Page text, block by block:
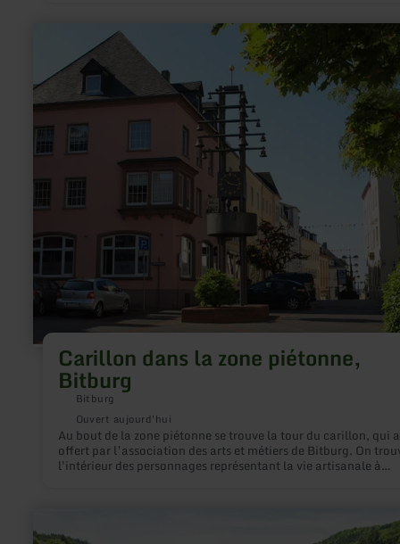
Carillon dans la zone piétonne,
Bitburg
Bitburg
Ouvert aujourd'hui
Au bout de la zone piétonne se trouve la tour du carillon, qui
offert par l’association des arts et métiers de Bitburg. On
l'intérieur des personnages représentant la vie artisanale à
:
Carillon
la
zone
piétonne,
savoir